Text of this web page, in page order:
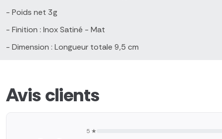
- Poids net 3g
- Finition : Inox Satiné - Mat
- Dimension : Longueur totale 9,5 cm
Avis clients
5 ★